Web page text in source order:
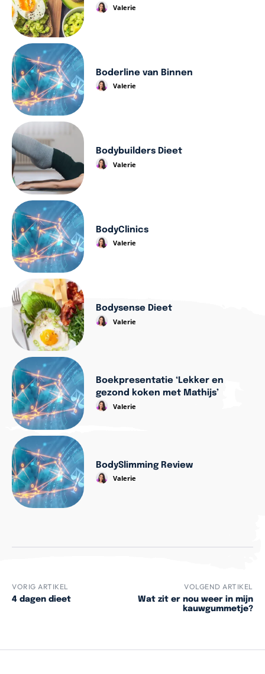
Valerie
Boderline van Binnen
Valerie
Bodybuilders Dieet
Valerie
BodyClinics
Valerie
Bodysense Dieet
Valerie
Boekpresentatie ‘Lekker en
gezond koken met Mathijs’
Valerie
BodySlimming Review
Valerie
VORIG ARTIKEL
4 dagen dieet
VOLGEND ARTIKEL
Wat zit er nou weer in mijn
kauwgummetje?